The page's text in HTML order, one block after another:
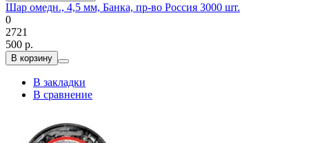
Шар омедн., 4,5 мм, Банка, пр-во Россия 3000 шт.
0
2721
500 р.
В корзину
В закладки
В сравнение